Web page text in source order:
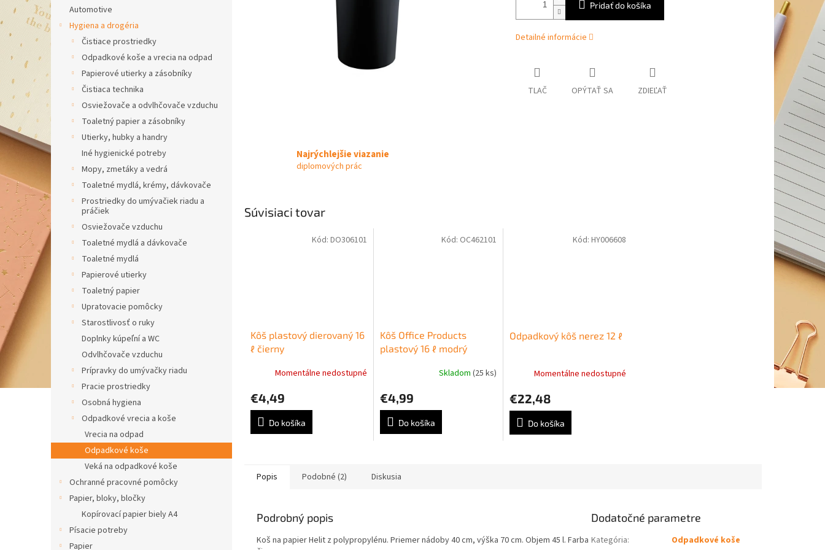
Automotive
Hygiena a drogéria
Čistiace prostriedky
Odpadkové koše a vrecia na odpad
Papierové utierky a zásobníky
Čistiaca technika
Osviežovače a odvlhčovače vzduchu
Toaletný papier a zásobníky
Utierky, hubky a handry
Iné hygienické potreby
Mopy, zmetáky a vedrá
Toaletné mydlá, krémy, dávkovače
Prostriedky do umývačiek riadu a
práčiek
Osviežovače vzduchu
Toaletné mydlá a dávkovače
Toaletné mydlá
Papierové utierky
Toaletný papier
Upratovacie pomôcky
Starostlivosť o ruky
Doplnky kúpeľní a WC
Odvlhčovače vzduchu
Prípravky do umývačky riadu
Pracie prostriedky
Osobná hygiena
Odpadkové vrecia a koše
Vrecia na odpad
Odpadkové koše
Veká na odpadkové koše
Ochranné pracovné pomôcky
Papier, bloky, bločky
Kopírovací papier biely A4
Písacie potreby
Papier
Pridať do košíka
Detailné informácie
TLAČ OPÝTAŤ SA ZDIEĽAŤ
Najrýchlejšie viazanie
diplomových prác
Súvisiaci tovar
Kôš plastový dierovaný 16
ℓ čierny
Momentálne nedostupné
€4,49
Do košíka
Kód: DO306101
Kôš Office Products
plastový 16 ℓ modrý
Skladom (25 ks)
€4,99
Do košíka
Kód: OC462101
Odpadkový kôš nerez 12 ℓ
Momentálne nedostupné
€22,48
Do košíka
Kód:HY006608
Popis Podobné (2) Diskusia
Podrobný popis
Koš na papier Helit z polypropylénu. Priemer nádoby 40 cm, výška 70 cm. Objem 45 l. Farba
Dodatočné parametre
Kategória:
Odpadkové koše